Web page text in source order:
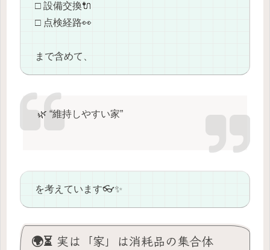
□ 設備交換🔌
□ 点検経路👀
まで含めて、
🌿 “維持しやすい家”
を考えています👓✨
🌍⏳ 実は「家」は消耗品の集合体